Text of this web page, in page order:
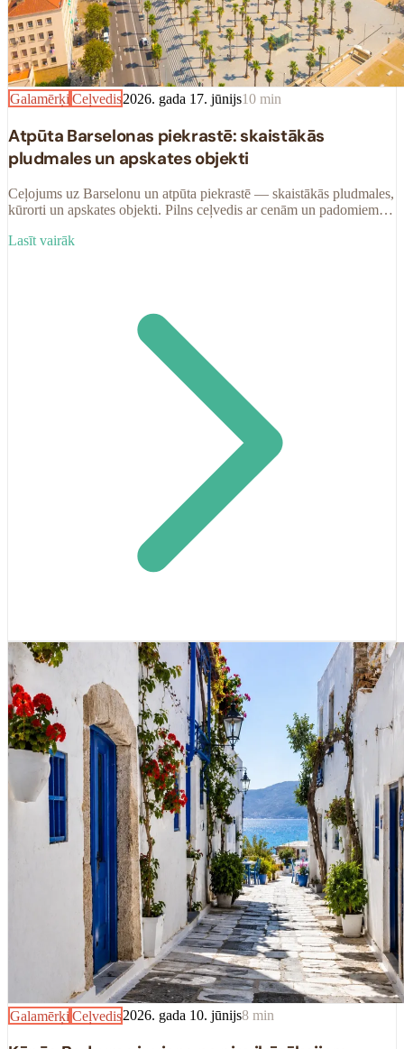
Galamērķi Ceļvedis2026. gada 17. jūnijs10 min
Atpūta Barselonas piekrastē: skaistākās
pludmales un apskates objekti
Ceļojums uz Barselonu un atpūta piekrastē — skaistākās pludmales,
kūrorti un apskates objekti. Pilns ceļvedis ar cenām un padomiem
Lasīt vairāk
Galamērķi Ceļvedis2026. gada 10. jūnijs8 min